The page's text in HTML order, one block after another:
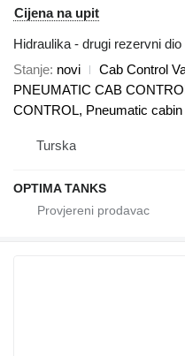
Cijena na upit
Hidraulika - drugi rezervni
Stanje novi
Cab Control
PNEUMATIC CAB
CONTROL, Pneumatic cabin
Turska
OPTIMA TANKS